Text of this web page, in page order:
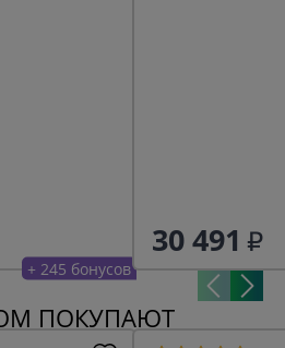
+ 245 бонусов
30 491
ПОКУПАЮТ